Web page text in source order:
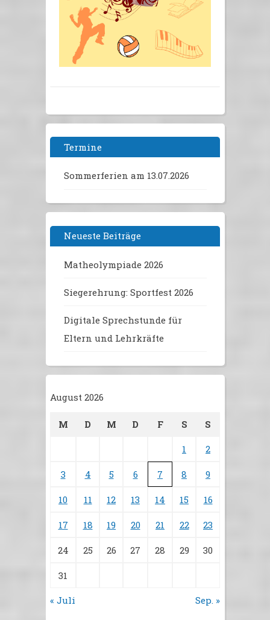
Termine
Sommerferien am 13.07.2026
Neueste Beiträge
Matheolympiade 2026
Siegerehrung: Sportfest 2026
Digitale Sprechstunde für
Eltern und Lehrkräfte
August 2026
M D M D F S S
1 2
3 4 5 6 7 8 9
10 11 12 13 14 15 16
17 18 19 20 21 22 23
24 25 26 27 28 29 30
31
« Juli Sep. »